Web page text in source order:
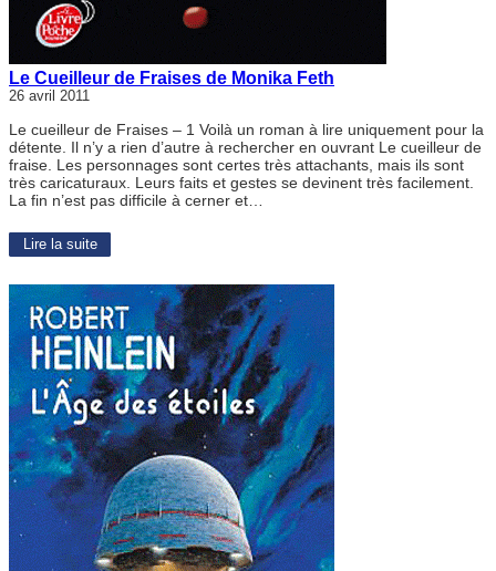
Le Cueilleur de Fraises de Monika Feth
26 avril 2011
Le cueilleur de Fraises – 1 Voilà un roman à lire uniquement pour la
détente. Il n’y a rien d’autre à rechercher en ouvrant Le cueilleur de
fraise. Les personnages sont certes très attachants, mais ils sont
très caricaturaux. Leurs faits et gestes se devinent très facilement.
La fin n’est pas difficile à cerner et…
Lire la suite